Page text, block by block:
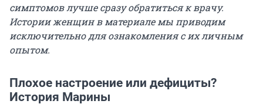
симптомов лучше сразу обратиться к врачу.
Истории женщин в материале мы приводим
исключительно для ознакомления с их личным
опытом.
Плохое настроение или дефициты?
История Марины